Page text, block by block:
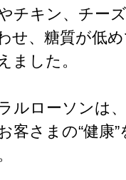
チキン、チー
せ、糖質が低
ました。
ルローソンは
客さまの“健康